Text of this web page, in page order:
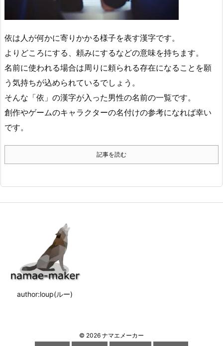
依は人が何かに寄りかかる様子を表す漢字です。
よりどころにする、頼みにするなどの意味を持ちます。
名前に使われる場合は周りに頼られる存在になることを願
う気持ちが込められているでしょう。
そんな「依」の漢字が入った男性の名前の一覧です。
創作やゲームのキャラクターの名付けの参考になれば幸い
です。
記事を読む
author:loup(ルー)
© 2026 ナマエメーカー